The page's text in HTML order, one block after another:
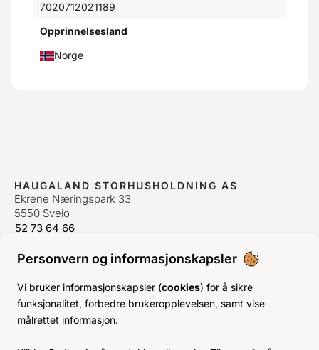
Personvern og informasjonskapsler
Vi bruker informasjonskapsler (cookies) for å sikre
funksjonalitet, forbedre brukeropplevelsen, samt vise
målrettet informasjon.
7020712021189
Opprinnelsesland
Norge
HAUGALAND STORHUSHOLDNING AS
Ekrene Næringspark 33
5550 Sveio
52 73 64 66
ÅPNINGSTIDER
Man-Fre:07–15
Lør-Søn: Stengt
Helligdager: Stengt